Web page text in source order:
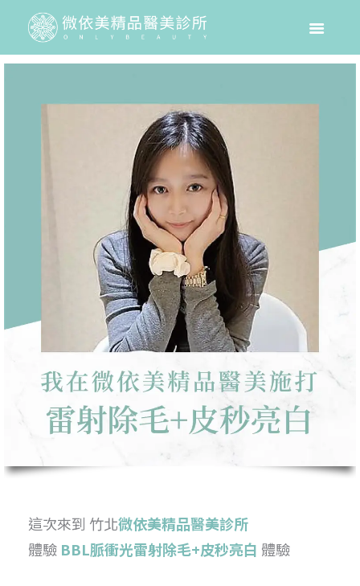
這次來到 竹北微依美精品醫美診所
體驗 BBL脈衝光雷射除毛+皮秒亮白 體驗